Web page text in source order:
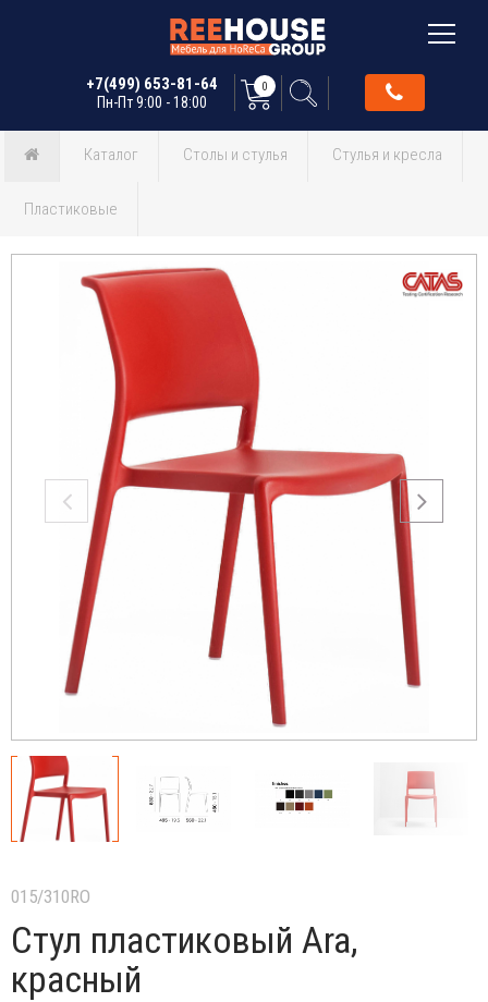
+7(499) 653-81-64
Пн-Пт 9:00 - 18:00
0
Каталог Столы и стулья Стулья и кресла
Пластиковые
015/310RO
Стул пластиковый Ara,
красный